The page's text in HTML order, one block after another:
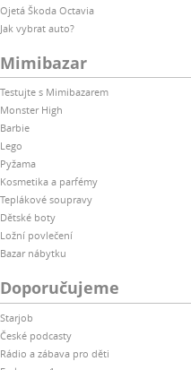
Ojetá Škoda Octavia
Jak vybrat auto?
Mimibazar
Testujte s Mimibazarem
Monster High
Barbie
Lego
Pyžama
Kosmetika a parfémy
Teplákové soupravy
Dětské boty
Ložní povlečení
Bazar nábytku
Doporučujeme
Starjob
České podcasty
Rádio a zábava pro děti